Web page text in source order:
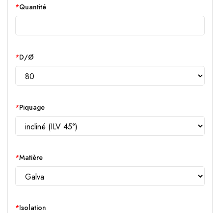
Quantité
D/Ø
Piquage
Matière
Isolation